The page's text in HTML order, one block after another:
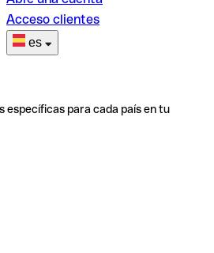
Acceso clientes
es
específicas para cada país en tu